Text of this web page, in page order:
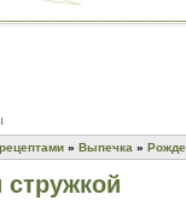
» Выпечка »
стружкой